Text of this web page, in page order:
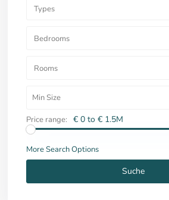
Types
Bedrooms
Rooms
Price range: € 0 to € 1.5M
More Search Options
Suche